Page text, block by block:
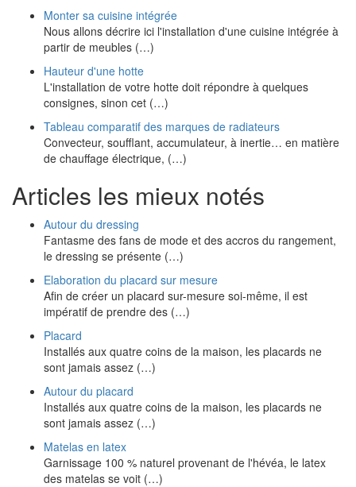
Monter sa cuisine intégrée
Nous allons décrire ici l'installation d'une cuisine intégrée à
partir de meubles (…)
Hauteur d'une hotte
L'installation de votre hotte doit répondre à quelques
consignes, sinon cet (…)
Tableau comparatif des marques de radiateurs
Convecteur, soufflant, accumulateur, à inertie… en matière
de chauffage électrique, (…)
Articles les mieux notés
Autour du dressing
Fantasme des fans de mode et des accros du rangement,
le dressing se présente (…)
Elaboration du placard sur mesure
Afin de créer un placard sur-mesure soi-même, il est
impératif de prendre des (…)
Placard
Installés aux quatre coins de la maison, les placards ne
sont jamais assez (…)
Autour du placard
Installés aux quatre coins de la maison, les placards ne
sont jamais assez (…)
Matelas en latex
Garnissage 100 % naturel provenant de l'hévéa, le latex
des matelas se voit (…)